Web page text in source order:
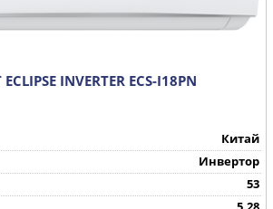
INVERTER ECS-I18PN
Китай
Инвертор
53